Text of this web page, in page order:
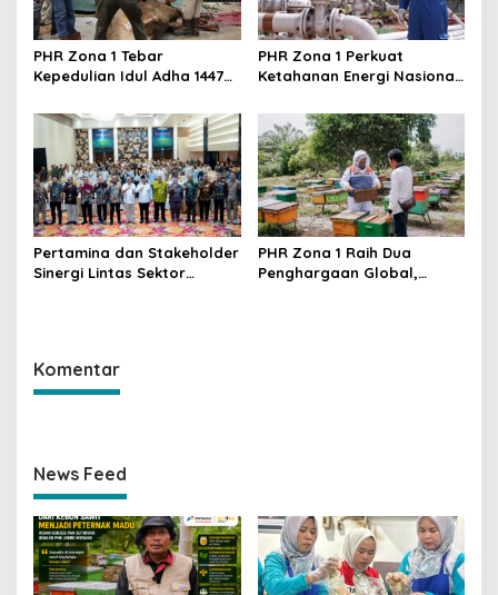
PHR Zona 1 Tebar
Kepedulian Idul Adha 1447
Kurban di Wilayah Operasi
Sumatera
PHR Zona 1 Perkuat
Ketahanan Energi Nasional,
Temukan Sumur Produktif
Baru di Sumatera
Pertamina dan Stakeholder
Sinergi Lintas Sektor
PHR Zona 1 Raih Dua
Penghargaan Global,
Komentar
News Feed